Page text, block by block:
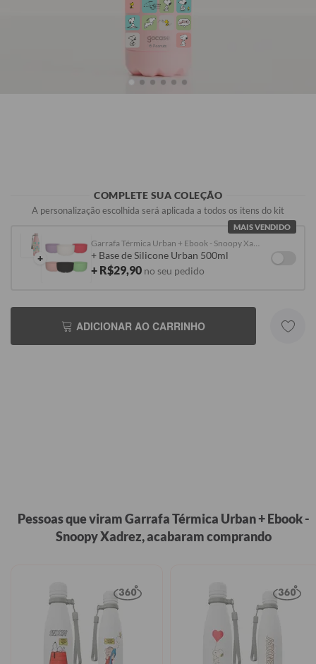
R$119,90 R$119,90
COMPLETE SUA COLEÇÃO
A personalização escolhida será aplicada a todos os itens do kit
MAIS VENDIDO
+ + Base de Silicone Urban 500ml
+ R$29,90 no seu pedido
ADICIONAR AO CARRINHO
Pessoas que viram Garrafa Térmica Urban + Ebook -
Snoopy Xadrez, acabaram comprando